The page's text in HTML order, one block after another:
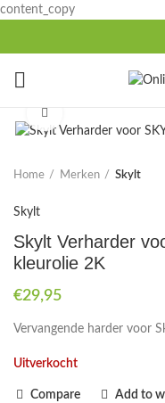
content_copy
Home Merken Skylt
Skylt
Skylt Verharder
kleurolie 2K
€29,95
Vervangende harder voor
Uitverkocht
Compare Add to